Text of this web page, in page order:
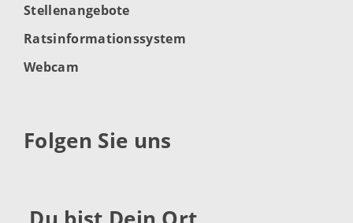
Stellenangebote
Ratsinformationssystem
Webcam
Folgen Sie uns